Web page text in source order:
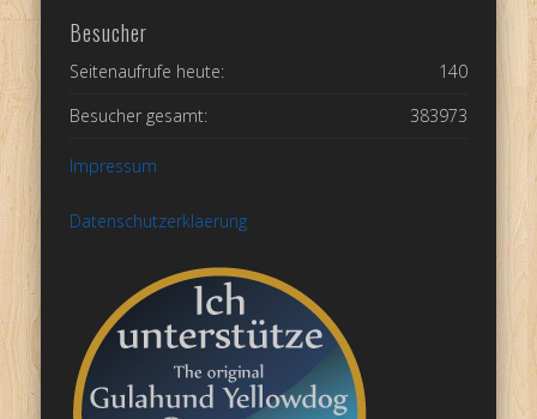
Besucher
140
Seitenaufrufe heute:
383973
Besucher gesamt:
Impressum
Datenschutzerklaerung